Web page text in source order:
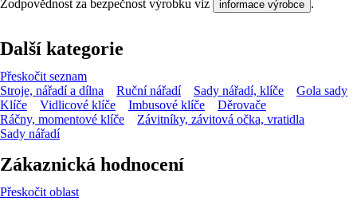
Zodpovědnost za bezpečnost výrobku viz informace výrobce .
Další kategorie
Přeskočit seznam
Stroje, nářadí a dílna
Ruční nářadí Sady nářadí, klíče
Gola sady
Klíče
Vidlicové klíče Imbusové klíče
Děrovače
Ráčny, momentové klíče
Závitníky, závitová očka, vratidla
Sady nářadí
Zákaznická hodnocení
Přeskočit oblast